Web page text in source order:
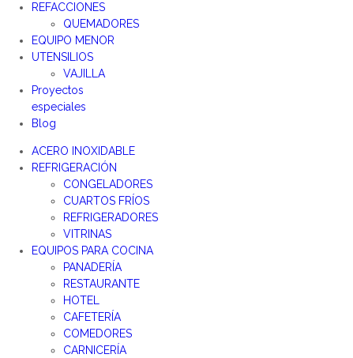
REFACCIONES
QUEMADORES
EQUIPO MENOR
UTENSILIOS
VAJILLA
Proyectos
especiales
Blog
ACERO INOXIDABLE
REFRIGERACIÓN
CONGELADORES
CUARTOS FRÍOS
REFRIGERADORES
VITRINAS
EQUIPOS PARA COCINA
PANADERÍA
RESTAURANTE
HOTEL
CAFETERÍA
COMEDORES
CARNICERÍA